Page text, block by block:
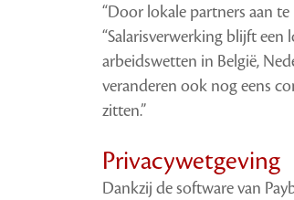
“Door lokale partners aan
“Salarisverwerking blijft
arbeidswetten in België,
veranderen ook nog eens
zitten.”
Privacywetgeving
Dankzij de software van